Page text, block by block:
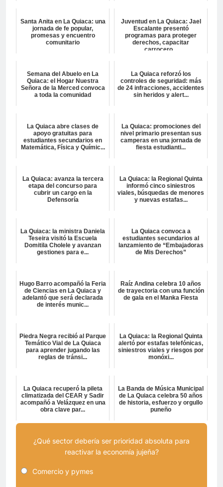
Santa Anita en La Quiaca: una
jornada de fe popular,
promesas y encuentro
comunitario
Juventud en La Quiaca: Jael
Escalante presentó
programas para proteger
derechos, capacitar
carrocero...
Semana del Abuelo en La
Quiaca: el Hogar Nuestra
Señora de la Merced convoca
a toda la comunidad
La Quiaca reforzó los
controles de seguridad: más
de 24 infracciones, accidentes
sin heridos y alert...
La Quiaca abre clases de
apoyo gratuitas para
estudiantes secundarios en
Matemática, Física y Químic...
La Quiaca: promociones del
nivel primario presentan sus
camperas en una jornada de
fiesta estudianti...
La Quiaca: avanza la tercera
etapa del concurso para
cubrir un cargo en la
Defensoría
La Quiaca: la Regional Quinta
informó cinco siniestros
viales, búsquedas de menores
y nuevas estafas...
La Quiaca: la ministra Daniela
Teseira visitó la Escuela
Domitila Cholele y avanzan
gestiones para e...
La Quiaca convoca a
estudiantes secundarios al
lanzamiento de “Embajadoras
de Mis Derechos”
Hugo Barro acompañó la Feria
de Ciencias en La Quiaca y
adelantó que será declarada
de interés munic...
Raíz Andina celebra 10 años
de trayectoria con una función
de gala en el Manka Fiesta
Piedra Negra recibió al Parque
Temático Vial de La Quiaca
para aprender jugando las
reglas de tránsi...
La Quiaca: la Regional Quinta
alertó por estafas telefónicas,
siniestros viales y riesgos por
monóxi...
La Quiaca recuperó la pileta
climatizada del CEAR y Sadir
acompañó a Velázquez en una
obra clave par...
La Banda de Música Municipal
de La Quiaca celebra 50 años
de historia, esfuerzo y orgullo
puneño
¿Qué sector debería ser prioridad absoluta para
reactivar la economía jujeña?
Comercio y pymes